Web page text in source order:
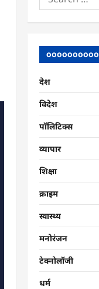
for:
oooooooooo
देश
विदेश
पॉलिटिक्स
व्यापार
शिक्षा
क्राइम
स्वास्थ्य
मनोरंजन
टेक्नोलॉजी
धर्म